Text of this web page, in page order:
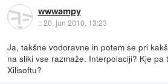
wwwampy
::20. jun 2010, 13:23
Ja, takšne vodoravne in potem se pri
na sliki vse razmaže. Interpolaciji? Kje pa
Xilisoftu?